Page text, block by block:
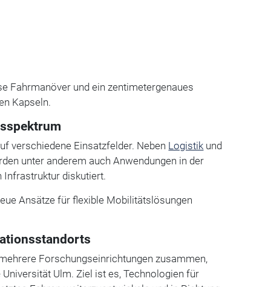
Fahrmanöver und ein zentimetergenaues
Kapseln.
verschiedene Einsatzfelder. Neben Logistik und
unter anderem auch Anwendungen in der
Infrastruktur diskutiert.
Ansätze für flexible Mobilitätslösungen
Forschungseinrichtungen zusammen,
Universität Ulm. Ziel ist es, Technologien für